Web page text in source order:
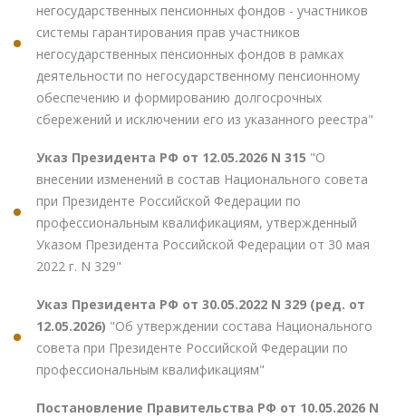
негосударственных пенсионных фондов - участников
системы гарантирования прав участников
негосударственных пенсионных фондов в рамках
деятельности по негосударственному пенсионному
обеспечению и формированию долгосрочных
сбережений и исключении его из указанного реестра"
Указ Президента РФ от 12.05.2026 N 315 "О
внесении изменений в состав Национального совета
при Президенте Российской Федерации по
профессиональным квалификациям, утвержденный
Указом Президента Российской Федерации от 30 мая
2022 г. N 329"
Указ Президента РФ от 30.05.2022 N 329 (ред. от
12.05.2026) "Об утверждении состава Национального
совета при Президенте Российской Федерации по
профессиональным квалификациям"
Постановление Правительства РФ от 10.05.2026 N